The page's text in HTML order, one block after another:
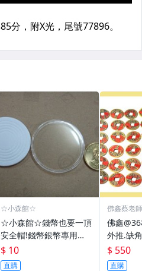
☆小森館☆
☆小森館☆錢幣也要一頂
安全帽!錢幣銀幣專用透
明壓克力盒收納保護盒.1
枚10元~11
$ 10
直購
佛鑫蔡老
佛鑫
外推.缺
雙碩士
加持/附
$ 550
直購